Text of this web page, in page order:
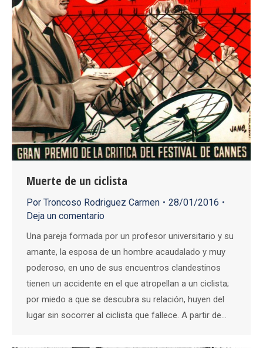
Muerte de un ciclista
Por Troncoso Rodriguez Carmen
28/01/2016
Deja un comentario
Una pareja formada por un profesor universitario y su
amante, la esposa de un hombre acaudalado y muy
poderoso, en uno de sus encuentros clandestinos
tienen un accidente en el que atropellan a un ciclista;
por miedo a que se descubra su relación, huyen del
lugar sin socorrer al ciclista que fallece. A partir de…